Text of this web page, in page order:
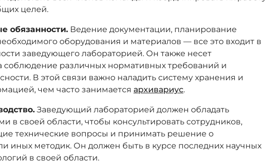
целей.
обязанности. Ведение документации, планирование
оборудования и материалов — все это входит в
заведующего лабораторией. Он также несет
соблюдение различных нормативных требований и
В этой связи важно наладить систему хранения и
чем часто занимается архивариус.
Заведующий лабораторией должен обладать
в своей области, чтобы консультировать сотрудников,
технические вопросы и принимать решение о
иных методик. Он должен быть в курсе последних научных
в своей области.